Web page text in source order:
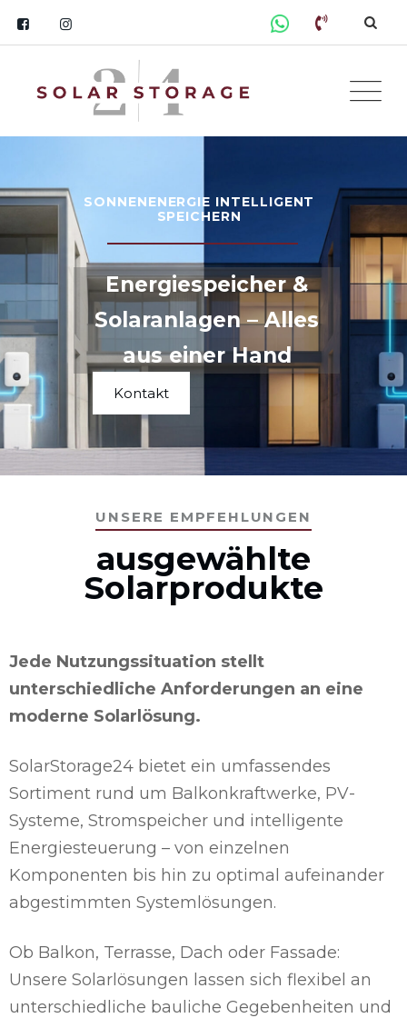
Energiespeicher &
Solaranlagen – Alles
aus einer Hand
Kontakt
SONNENENERGIE INTELLIGENT
SPEICHERN
UNSERE EMPFEHLUNGEN
ausgewählte
Solarprodukte
Jede Nutzungssituation stellt
unterschiedliche Anforderungen an eine
moderne Solarlösung.
SolarStorage24 bietet ein umfassendes
Sortiment rund um Balkonkraftwerke, PV-
Systeme, Stromspeicher und intelligente
Energiesteuerung – von einzelnen
Komponenten bis hin zu optimal aufeinander
abgestimmten Systemlösungen.
Ob Balkon, Terrasse, Dach oder Fassade:
Unsere Solarlösungen lassen sich flexibel an
unterschiedliche bauliche Gegebenheiten und